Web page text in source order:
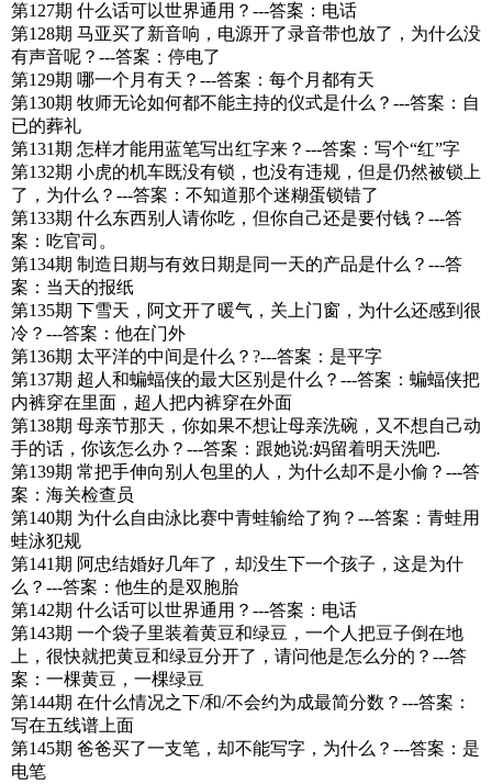
第127期 什么话可以世界通用？---答案：电话
第128期 马亚买了新音响，电源开了录音带也放了，为什么没
有声音呢？---答案：停电了
第129期 哪一个月有天？---答案：每个月都有天
第130期 牧师无论如何都不能主持的仪式是什么？---答案：自
已的葬礼
第131期 怎样才能用蓝笔写出红字来？---答案：写个“红”字
第132期 小虎的机车既没有锁，也没有违规，但是仍然被锁上
了，为什么？---答案：不知道那个迷糊蛋锁错了
第133期 什么东西别人请你吃，但你自己还是要付钱？---答
案：吃官司。
第134期 制造日期与有效日期是同一天的产品是什么？---答
案：当天的报纸
第135期 下雪天，阿文开了暖气，关上门窗，为什么还感到很
冷？---答案：他在门外
第136期 太平洋的中间是什么？?---答案：是平字
第137期 超人和蝙蝠侠的最大区别是什么？---答案：蝙蝠侠把
内裤穿在里面，超人把内裤穿在外面
第138期 母亲节那天，你如果不想让母亲洗碗，又不想自己动
手的话，你该怎么办？---答案：跟她说:妈留着明天洗吧.
第139期 常把手伸向别人包里的人，为什么却不是小偷？---答
案：海关检查员
第140期 为什么自由泳比赛中青蛙输给了狗？---答案：青蛙用
蛙泳犯规
第141期 阿忠结婚好几年了，却没生下一个孩子，这是为什
么？---答案：他生的是双胞胎
第142期 什么话可以世界通用？---答案：电话
第143期 一个袋子里装着黄豆和绿豆，一个人把豆子倒在地
上，很快就把黄豆和绿豆分开了，请问他是怎么分的？---答
案：一棵黄豆，一棵绿豆
第144期 在什么情况之下/和/不会约为成最简分数？---答案：
写在五线谱上面
第145期 爸爸买了一支笔，却不能写字，为什么？---答案：是
电笔